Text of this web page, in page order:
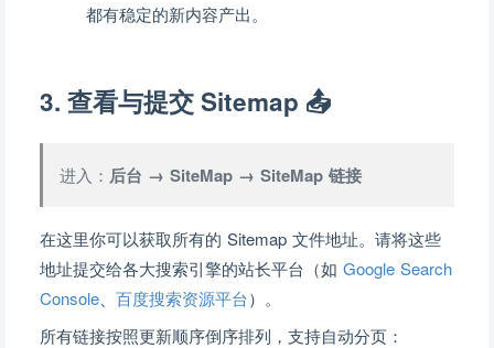
都有稳定的新内容产出。
3. 查看与提交 Sitemap 📤
进入： 后台 → SiteMap → SiteMap 链接
在这里你可以获取所有的 Sitemap 文件地址。请将这些
地址提交给各大搜索引擎的站长平台（如 Google Search
Console
百度搜索资源平台）。
所有链接按照更新顺序倒序排列，支持自动分页：